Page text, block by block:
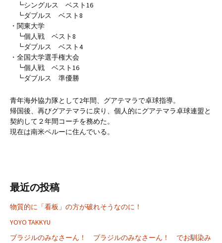
┗シングルス ベスト16
┗ダブルス ベスト8
・関東大学
┗個人戦 ベスト8
┗ダブルス ベスト4
・全国大学選手権大会
┗個人戦 ベスト16
┗ダブルス 準優勝
青年海外協力隊として2年間、グアテマラで卓球指導。
帰国後、再びグアテマラに戻り、個人的にグアテマラ卓球連盟と
契約して２年間コーチを務めた。
現在は南米ペルーに住んでいる。
最近の投稿
物質的に「看板」の方が破れそうなのに！
YOYO TAKKYU
ブラジルのみなさーん！ ブラジルのみなさーん！ でお馴染み